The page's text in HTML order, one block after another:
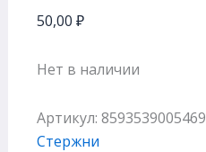
50,00 ₽
Нет в наличии
Артикул: 8593539005469
Стержни